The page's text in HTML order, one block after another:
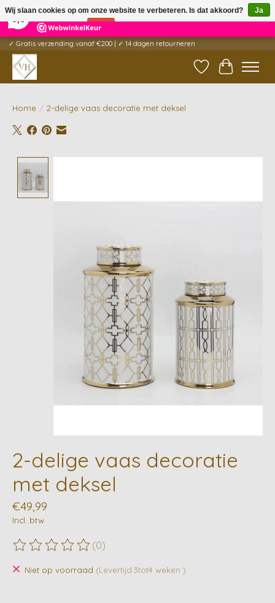
5 Reviews ×
✓ Gratis verzending vanaf €200 | ✓ 14 dagen retourneren
Verlanglijst
Home / 2-delige vaas decoratie met deksel
2-delige vaas decoratie
met deksel
€49,99
Incl. btw
De beoordeling van dit product is
(0)
Niet op voorraad (Levertijd:3tot4 weken )
Wij slaan cookies op om onze website te verbeteren. Is dat akkoord?
Ja
Nee